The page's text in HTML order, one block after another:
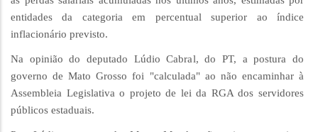
entidades da categoria em percentual superior ao índice
inflacionário previsto.
Na opinião do deputado Lúdio Cabral, do PT, a postura do
governo de Mato Grosso foi "calculada" ao não encaminhar à
Assembleia Legislativa o projeto de lei da RGA dos servidores
públicos estaduais.